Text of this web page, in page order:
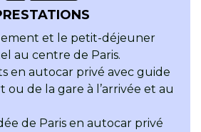
et le petit-déjeuner
au centre de Paris.
en autocar privé avec guide
ou de la gare à l’arrivée et au
de Paris en autocar privé